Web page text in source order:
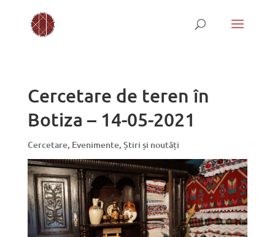
Cercetare de teren în
Botiza – 14-05-2021
Cercetare, Evenimente, Știri și noutăți